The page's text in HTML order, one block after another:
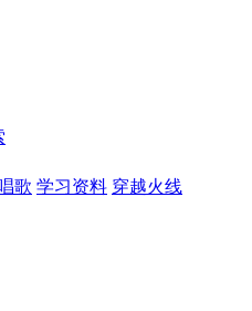
歌 学习资料 穿越火线